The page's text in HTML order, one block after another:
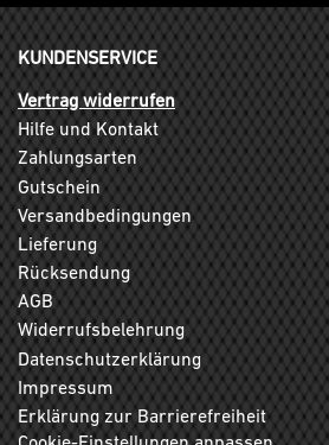
KUNDENSERVICE
Vertrag widerrufen
Hilfe und Kontakt
Zahlungsarten
Gutschein
Versandbedingungen
Lieferung
Rücksendung
AGB
Widerrufsbelehrung
Datenschutzerklärung
Impressum
Erklärung zur Barrierefreiheit